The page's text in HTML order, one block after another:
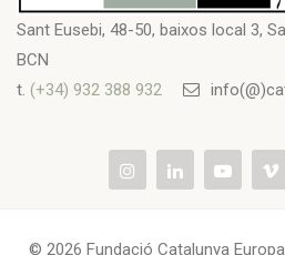
Sant Eusebi, 48-50, baixos local 3,
BCN
t. (+34) 932 388 932
© 2026 Fundació Catalunya